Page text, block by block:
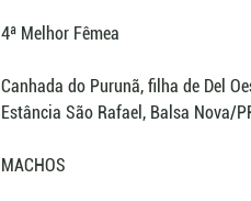
4ª Melhor Fêmea
Canhada do Purunã, filha de Del
Estância São Rafael, Balsa Nova/
MACHOS